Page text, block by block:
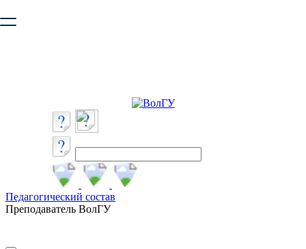
безопасную работу с сайтом. Пожалуйста
Педагогический состав
Преподаватель ВолГУ